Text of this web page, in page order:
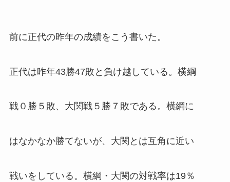
前に正代の昨年の成績をこう書いた。
正代は昨年43勝47敗と負け越している。横綱
戦０勝５敗、大関戦５勝７敗である。横綱に
はなかなか勝てないが、大関とは互角に近い
戦いをしている。横綱・大関の対戦率は19％